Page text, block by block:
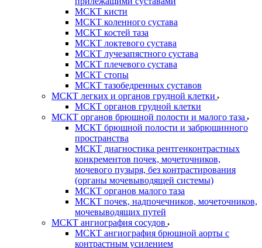
МСКТ кисти
МСКТ коленного сустава
МСКТ костей таза
МСКТ локтевого сустава
МСКТ лучезапястного сустава
МСКТ плечевого сустава
МСКТ стопы
МСКТ тазобедренных суставов
МСКТ легких и органов грудной клетки
МСКТ органов грудной клетки
МСКТ органов брюшной полости и малого таза
МСКТ брюшной полости и забрюшинного
пространства
МСКТ диагностика рентгенконтрастных
конкрементов почек, мочеточников,
мочевого пузыря, без контрастирования
(органы мочевыводящей системы)
МСКТ органов малого таза
МСКТ почек, надпочечников, мочеточников,
мочевыводящих путей
МСКТ ангиография сосудов
МСКТ ангиография брюшной аорты с
контрастным усилением